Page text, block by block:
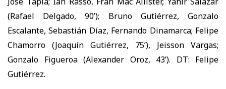
(Rafael Delgado, 90’); Bruno Gutiérrez, Gonzalo
Escalante, Sebastián Díaz, Fernando Dinamarca; Felipe
Chamorro (Joaquín Gutiérrez, 75’), Jeisson Vargas;
Gonzalo Figueroa (Alexander Oroz, 43’). DT: Felipe
Gutiérrez.